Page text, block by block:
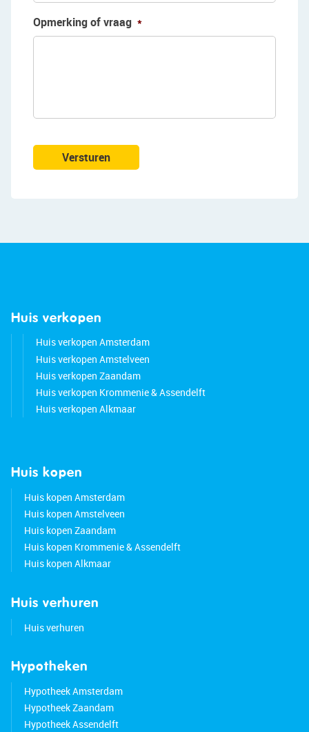
Opmerking of vraag *
Versturen
Huis verkopen
Huis verkopen Amsterdam
Huis verkopen Amstelveen
Huis verkopen Zaandam
Huis verkopen Krommenie & Assendelft
Huis verkopen Alkmaar
Huis kopen
Huis kopen Amsterdam
Huis kopen Amstelveen
Huis kopen Zaandam
Huis kopen Krommenie & Assendelft
Huis kopen Alkmaar
Huis verhuren
Huis verhuren
Hypotheken
Hypotheek Amsterdam
Hypotheek Zaandam
Hypotheek Assendelft